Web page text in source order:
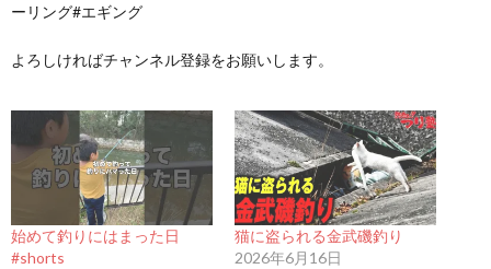
ーリング#エギング
よろしければチャンネル登録をお願いします。
始めて釣りにはまった日
#shorts
猫に盗られる金武磯釣り
2026年6月16日